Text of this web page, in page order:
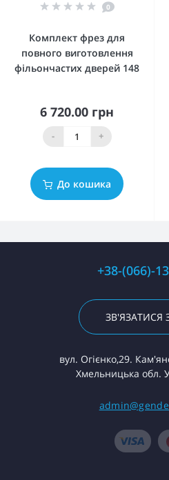
0
Комплект фрез для
повного виготовлення
фільончастих дверей 148
6 720.00 грн
- +
До кошика
+38-(066)-
ЗВ'ЯЗАТИСЯ
вул. Огієнко,29.
Хмельницька обл.